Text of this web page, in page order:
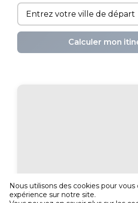
Calculer mon
Nous utilisons des cookies pour vous
expérience sur notre site.